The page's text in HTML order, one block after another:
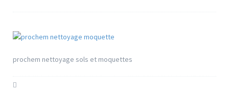
prochem nettoyage sols et moquettes